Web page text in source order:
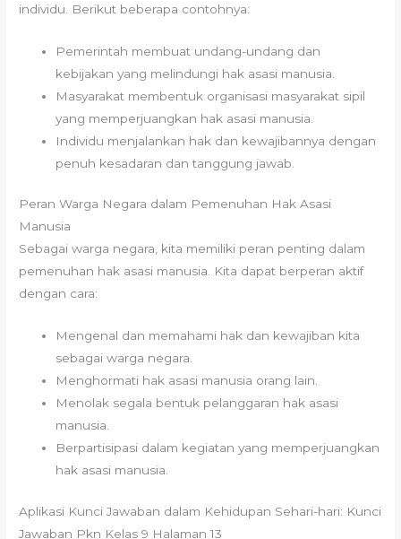
individu. Berikut beberapa contohnya:
Pemerintah membuat undang-undang dan
kebijakan yang melindungi hak asasi manusia.
Masyarakat membentuk organisasi masyarakat sipil
yang memperjuangkan hak asasi manusia.
Individu menjalankan hak dan kewajibannya dengan
penuh kesadaran dan tanggung jawab.
Peran Warga Negara dalam Pemenuhan Hak Asasi
Manusia
Sebagai warga negara, kita memiliki peran penting dalam
pemenuhan hak asasi manusia. Kita dapat berperan aktif
dengan cara:
Mengenal dan memahami hak dan kewajiban kita
sebagai warga negara.
Menghormati hak asasi manusia orang lain.
Menolak segala bentuk pelanggaran hak asasi
manusia.
Berpartisipasi dalam kegiatan yang memperjuangkan
hak asasi manusia.
Aplikasi Kunci Jawaban dalam Kehidupan Sehari-hari: Kunci
Jawaban Pkn Kelas 9 Halaman 13